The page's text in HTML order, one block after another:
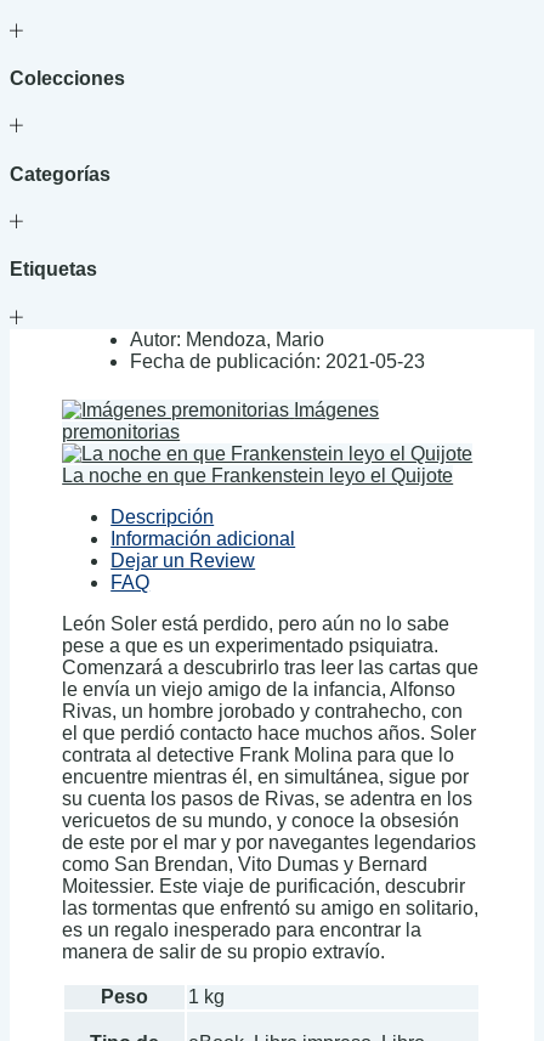
Colecciones
Categorías
Etiquetas
Autor: Mendoza, Mario
Fecha de publicación: 2021-05-23
Imágenes
premonitorias
La noche en que Frankenstein leyo el Quijote
Descripción
Información adicional
Dejar un Review
FAQ
León Soler está perdido, pero aún no lo sabe
pese a que es un experimentado psiquiatra.
Comenzará a descubrirlo tras leer las cartas que
le envía un viejo amigo de la infancia, Alfonso
Rivas, un hombre jorobado y contrahecho, con
el que perdió contacto hace muchos años. Soler
contrata al detective Frank Molina para que lo
encuentre mientras él, en simultánea, sigue por
su cuenta los pasos de Rivas, se adentra en los
vericuetos de su mundo, y conoce la obsesión
de este por el mar y por navegantes legendarios
como San Brendan, Vito Dumas y Bernard
Moitessier. Este viaje de purificación, descubrir
las tormentas que enfrentó su amigo en solitario,
es un regalo inesperado para encontrar la
manera de salir de su propio extravío.
Peso 1 kg